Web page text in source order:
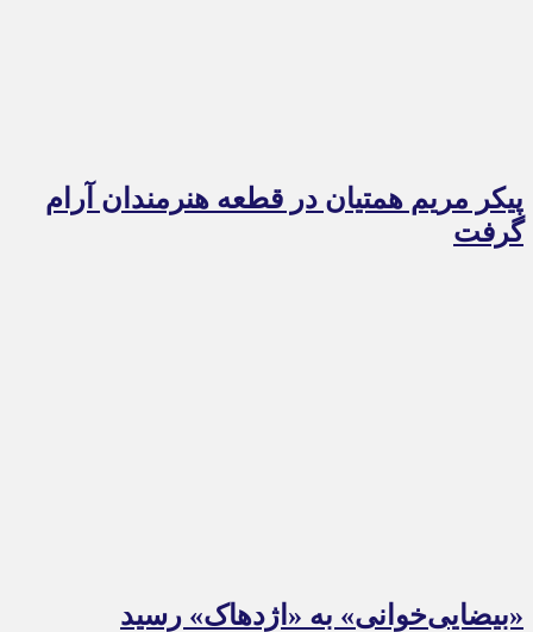
پیکر مریم همتیان در قطعه هنرمندان آرام
گرفت
«بیضایی‌خوانی» به «اژدهاک» رسید